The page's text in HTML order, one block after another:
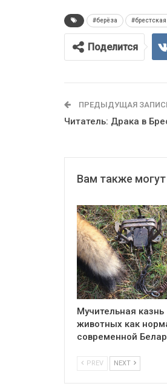
#берёза
Поделится
ПРЕДЫДУЩАЯ
Читатель: Драка в
Вам также
Мучительная казнь
животных как
современной
PREV NEXT